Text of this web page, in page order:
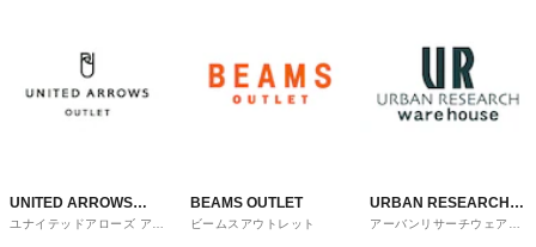
UNITED ARROWS
OUTLET
ユナイテッドアローズ アウ
BEAMS OUTLET
ビームスアウトレット
URBAN RESEARCH
ware house
アーバンリサーチウェアハ